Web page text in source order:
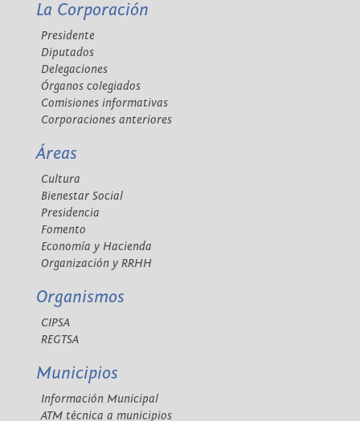
La Corporación
Presidente
Diputados
Delegaciones
Órganos colegiados
Comisiones informativas
Corporaciones anteriores
Áreas
Cultura
Bienestar Social
Presidencia
Fomento
Economía y Hacienda
Organización y RRHH
Organismos
CIPSA
REGTSA
Municipios
Información Municipal
ATM técnica a municipios